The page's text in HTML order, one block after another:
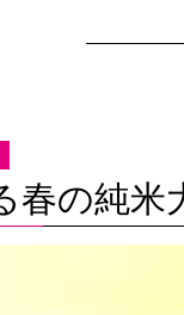
春の純